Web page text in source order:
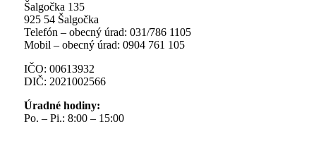
Šalgočka 135
925 54 Šalgočka
Telefón – obecný úrad: 031/786 1105
Mobil – obecný úrad: 0904 761 105
IČO: 00613932
DIČ: 2021002566
Úradné hodiny:
Po. – Pi.: 8:00 – 15:00